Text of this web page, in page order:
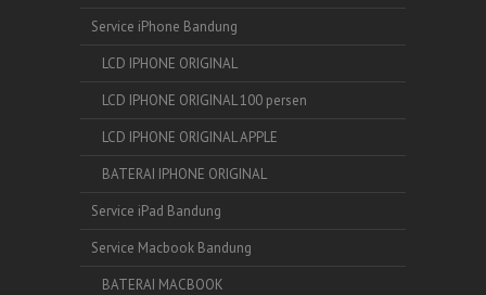
Service iPhone Bandung
LCD IPHONE ORIGINAL
LCD IPHONE ORIGINAL 100 persen
LCD IPHONE ORIGINAL APPLE
BATERAI IPHONE ORIGINAL
Service iPad Bandung
Service Macbook Bandung
BATERAI MACBOOK